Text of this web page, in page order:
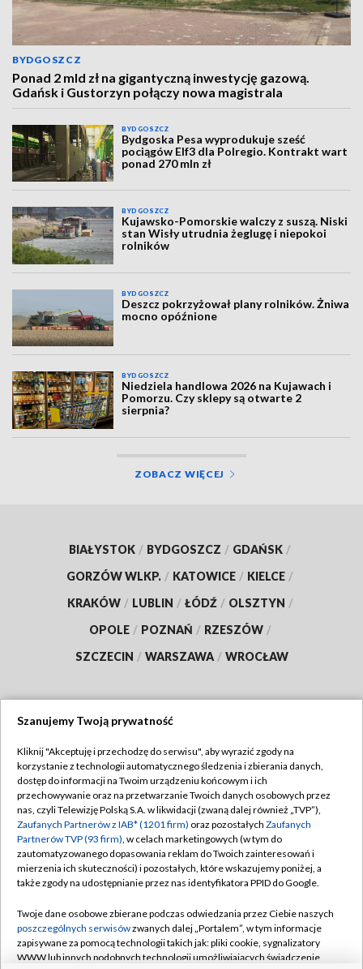
BYDGOSZCZ
Ponad 2 mld zł na gigantyczną inwestycję gazową.
Gdańsk i Gustorzyn połączy nowa magistrala
BYDGOSZCZ
Bydgoska Pesa wyprodukuje sześć
pociągów Elf3 dla Polregio. Kontrakt wart
ponad 270 mln zł
BYDGOSZCZ
Kujawsko-Pomorskie walczy z suszą. Niski
stan Wisły utrudnia żeglugę i niepokoi
rolników
BYDGOSZCZ
Deszcz pokrzyżował plany rolników. Żniwa
mocno opóźnione
BYDGOSZCZ
Niedziela handlowa 2026 na Kujawach i
Pomorzu. Czy sklepy są otwarte 2
sierpnia?
ZOBACZ WIĘCEJ
BIAŁYSTOK / BYDGOSZCZ / GDAŃSK /
GORZÓW WLKP. / KATOWICE / KIELCE /
KRAKÓW / LUBLIN / ŁÓDŹ / OLSZTYN /
OPOLE / POZNAŃ / RZESZÓW /
SZCZECIN / WARSZAWA / WROCŁAW
TVP
Abonament TVP
Emisja w TVP
Centrum informacji TVP
Naziemna Telewizja Cyfrowa
Rada Programowa
System NOS
Regulamin TVP
Polityka prywatności
Moje zgody
Pomoc
Kontakt
Szanujemy Twoją prywatność
Kliknij "Akceptuję i przechodzę do serwisu", aby wyrazić zgody na
korzystanie z technologii automatycznego śledzenia i zbierania danych,
dostęp do informacji na Twoim urządzeniu końcowym i ich
przechowywanie oraz na przetwarzanie Twoich danych osobowych przez
nas, czyli Telewizję Polską S.A. w likwidacji (zwaną dalej również „TVP”),
Zaufanych Partnerów z IAB* (1201 firm) oraz pozostałych Zaufanych
Partnerów TVP (93 firm), w celach marketingowych (w tym do
zautomatyzowanego dopasowania reklam do Twoich zainteresowań i
mierzenia ich skuteczności) i pozostałych, które wskazujemy poniżej, a
także zgody na udostępnianie przez nas identyfikatora PPID do Google.
Twoje dane osobowe zbierane podczas odwiedzania przez Ciebie naszych
poszczególnych serwisówzwanych dalej „Portalem”, w tym informacje
zapisywane za pomocą technologii takich jak: pliki cookie, sygnalizatory
WWW lub innych podobnych technologii umożliwiających świadczenie